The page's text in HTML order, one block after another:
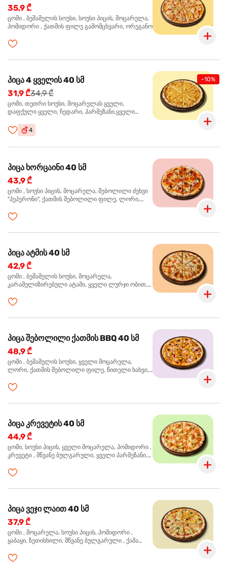
35,9 ₾
ცომი , ბეშამელის სოუსი, სოუსი პიცის, მოცარელა,
პომიდორი , ქათმის ფილე გამომცხვარი, ორეგანო
-10%
პიცა 4 ყველის 40 სმ
31,9 ₾34,9 ₾
ცომი, თეთრი სოუსი, მოცარელას ყველი,
დაფქული ყველი, ჩედარი, პარმეზანი,ყველი
4
პიცა ხორცაინი 40 სმ
43,9 ₾
ცომი , სოუსი პიცის, მოცარელა, შებოლილი ძეხვი
"პეპერონი", ქათმის შებოლილი ფილე, ლორი,
პიცა ატმის 40 სმ
42,9 ₾
ცომი , ბეშამელის სოუსი, მოცარელა,
კარამელიზირებული ატამი, ყველი ლურჯი ობით,
პიცა შებოლილი ქათმის BBQ 40 სმ
48,9 ₾
ცომი , ბეშამელის სოუსი, ყველი მოცარელა,
ლორი, ქათმის შებოლილი ფილე, წითელი ხახვი,
ხალაპენიო, ორეგანო
პიცა კრევეტის 40 სმ
44,9 ₾
ცომი, სოუსი პიცის, ყველი მოცარელა, პომიდორი ,
კრევეტი , მწვანე ბულგარული, ყველი პარმეზანი,
პიცა ვეჯი ლაით 40 სმ
37,9 ₾
ცომი , მოცარელა, სოუსი პიცის, პომიდორი ,
ყაბაყი, ზეთისხილი, მწვანე ბულგარული , ქამა